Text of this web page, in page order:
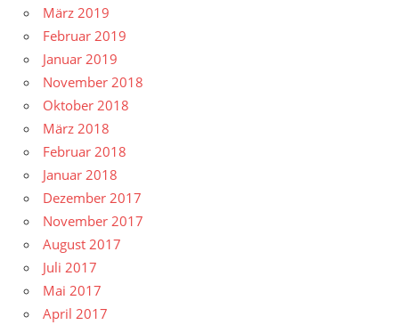
März 2019
Februar 2019
Januar 2019
November 2018
Oktober 2018
März 2018
Februar 2018
Januar 2018
Dezember 2017
November 2017
August 2017
Juli 2017
Mai 2017
April 2017